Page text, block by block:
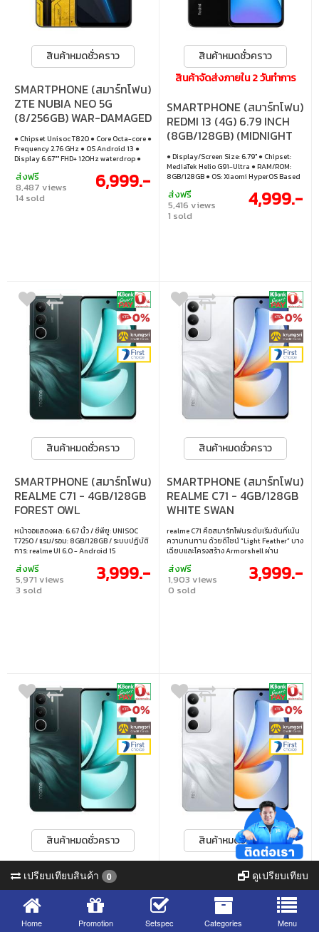
สินค้าหมดชั่วคราว
SMARTPHONE (สมาร์ทโฟน)
ZTE NUBIA NEO 5G
(8/256GB) WAR-DAMAGED
YELLOW
● Chipset Unisoc T820 ● Core Octa-core ●
Frequency 2.76 GHz ● OS Android 13 ●
Display 6.67"" FHD+ 120Hz waterdrop ●
22.5W ● Memory 8GB/256GB
ส่งฟรี
8,487 views
14 sold
6,999.-
สินค้าหมดชั่วคราว
สินค้าจัดส่งภายใน 2 วันทำการ
SMARTPHONE (สมาร์ทโฟน)
REDMI 13 (4G) 6.79 INCH
(8GB/128GB) (MIDNIGHT
BLACK) (XMI-
6941812776919)
● Display/Screen Size: 6.79" ● Chipset:
MediaTek Helio G91-Ultra ● RAM/ROM:
8GB/128GB ● OS: Xiaomi HyperOS Based
ส่งฟรี
5,416 views
1 sold
4,999.-
สินค้าหมดชั่วคราว
SMARTPHONE (สมาร์ทโฟน)
REALME C71 - 4GB/128GB
FOREST OWL
หน้าจอแสดงผล: 6.67 นิ้ว / ซีพียู: UNISOC
T7250 / แรม/รอม: 8GB/128GB / ระบบปฏิบัติ
การ: realme UI 6.0 - Android 15
ส่งฟรี
5,971 views
3 sold
3,999.-
สินค้าหมดชั่วคราว
SMARTPHONE (สมาร์ทโฟน)
REALME C71 - 4GB/128GB
WHITE SWAN
realme C71 คือสมาร์ทโฟนระดับเริ่มต้นที่เน้น
ความทนทาน ด้วยดีไซน์ “Light Feather” บาง
เฉียบและโครงสร้าง Armorshell ผ่าน
และทนต่อการตก รับประกันความแข็งแรง
พร้อมการใช้งานทั่วไปอย่างไร้กังวล • หน้า
จอแสดงผล: 6.67 นิ้ว • ซีพียู: UNISOC T7250 •
ส่งฟรี
1,903 views
0 sold
3,999.-
สินค้าหมดชั่วคราว
SMARTPHONE (สมาร์ทโฟน)
REALME C71 - 8GB/128GB
FOREST OWL
หน้าจอแสดงผล: 6.67 นิ้ว / ซีพียู: UNISOC
สินค้าหมดชั่วคราว
SMARTPHONE (สมาร์ทโฟน)
REALME C71 - 8GB/128GB
WHITE SWAN
หน้าจอแสดงผล: 6.67 นิ้ว / ซีพียู: UNISOC
เปรียบเทียบสินค้า 0 ดูเปรียบเทียบ
Home Promotion Setspec Categories Menu